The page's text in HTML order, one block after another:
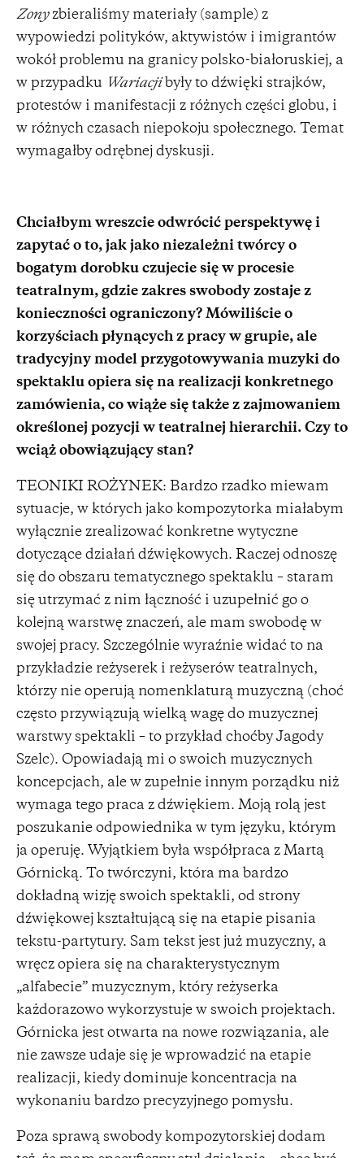
Zonyzbieraliśmy materiały (sample) z
wypowiedzi polityków, aktywistów i imigrantów
wokół problemu na granicy polsko-białoruskiej, a
w przypadku
Wariacjibyły to dźwięki strajków,
protestów i manifestacji z różnych części globu, i
w różnych czasach niepokoju społecznego. Temat
wymagałby odrębnej dyskusji.
Chciałbym wreszcie odwrócić perspektywę i
zapytać o to, jak jako niezależni twórcy o
bogatym dorobku czujecie się w procesie
teatralnym, gdzie zakres swobody zostaje z
konieczności ograniczony? Mówiliście o
korzyściach płynących z pracy w grupie, ale
tradycyjny model przygotowywania muzyki do
spektaklu opiera się na realizacji konkretnego
zamówienia, co wiąże się także z zajmowaniem
określonej pozycji w teatralnej hierarchii. Czy to
wciąż obowiązujący stan?
TEONIKI ROŻYNEK: Bardzo rzadko miewam
sytuacje, w których jako kompozytorka miałabym
wyłącznie zrealizować konkretne wytyczne
dotyczące działań dźwiękowych. Raczej odnoszę
się do obszaru tematycznego spektaklu – staram
się utrzymać z nim łączność i uzupełnić go o
kolejną warstwę znaczeń, ale mam swobodę w
swojej pracy. Szczególnie wyraźnie widać to na
przykładzie reżyserek i reżyserów teatralnych,
którzy nie operują nomenklaturą muzyczną (choć
często przywiązują wielką wagę do muzycznej
warstwy spektakli – to przykład choćby Jagody
Szelc). Opowiadają mi o swoich muzycznych
koncepcjach, ale w zupełnie innym porządku niż
wymaga tego praca z dźwiękiem. Moją rolą jest
poszukanie odpowiednika w tym języku, którym
ja operuję. Wyjątkiem była współpraca z Martą
Górnicką. To twórczyni, która ma bardzo
dokładną wizję swoich spektakli, od strony
dźwiękowej kształtującą się na etapie pisania
tekstu-partytury. Sam tekst jest już muzyczny, a
wręcz opiera się na charakterystycznym
„alfabecie” muzycznym, który reżyserka
każdorazowo wykorzystuje w swoich projektach.
Górnicka jest otwarta na nowe rozwiązania, ale
nie zawsze udaje się je wprowadzić na etapie
realizacji, kiedy dominuje koncentracja na
wykonaniu bardzo precyzyjnego pomysłu.
Poza sprawą swobody kompozytorskiej dodam